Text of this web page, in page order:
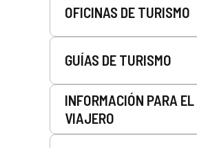
OFICINAS DE TURISMO
GUÍAS DE TURISMO
INFORMACIÓN PARA EL
VIAJERO